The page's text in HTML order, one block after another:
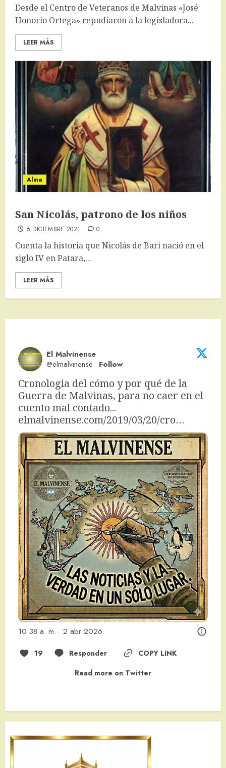
Desde el Centro de Veteranos de Malvinas «José
Honorio Ortega» repudiaron a la legisladora...
LEER MÁS
Alma
San Nicolás, patrono de los niños
6 DICIEMBRE 2021 0
Cuenta la historia que Nicolás de Bari nació en el
siglo IV en Patara,...
LEER MÁS
El Malvinense
@elmalvinense · Follow
Cronologia del cómo y por qué de la
Guerra de Malvinas, para no caer en el
elmalvinense.com/2019/03/20/cro…
10:38 a. m. · 2 abr 2026
19 Responder
COPY LINK
Read more on Twitter